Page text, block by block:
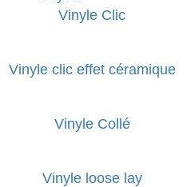
Vinyle Clic
Vinyle clic effet céramique
Vinyle Collé
Vinyle loose lay